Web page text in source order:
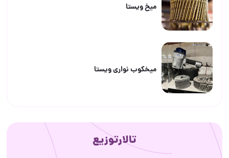
ميخ ويستا
ميخكوب نوارى ويستا
تالارتوزیع